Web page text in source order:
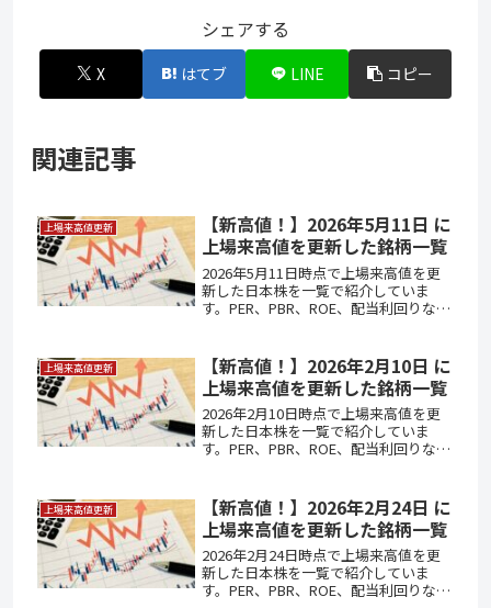
シェアする
X はてブ LINE コピー
関連記事
上場来高値更新
【新高値！】2026年5月11日 に
上場来高値を更新した銘柄一覧
2026年5月11日時点で上場来高値を更
新した日本株を一覧で紹介していま
す。PER、PBR、ROE、配当利回りなど
上場来高値更新
【新高値！】2026年2月10日 に
上場来高値を更新した銘柄一覧
2026年2月10日時点で上場来高値を更
新した日本株を一覧で紹介していま
す。PER、PBR、ROE、配当利回りなど
上場来高値更新
【新高値！】2026年2月24日 に
上場来高値を更新した銘柄一覧
2026年2月24日時点で上場来高値を更
新した日本株を一覧で紹介していま
す。PER、PBR、ROE、配当利回りなど